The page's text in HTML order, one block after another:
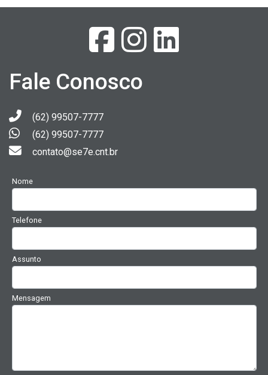
Fale Conosco
(62) 99507-7777
(62) 99507-7777
contato@se7e.cnt.br
Nome
Telefone
Assunto
Mensagem